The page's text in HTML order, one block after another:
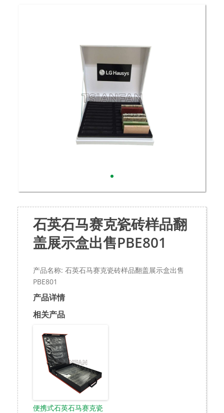
石英石马赛克瓷砖样品翻
盖展示盒出售PBE801
产品名称: 石英石马赛克瓷砖样品翻盖展示盒出售
PBE801
产品详情
相关产品
便携式石英石马赛克瓷